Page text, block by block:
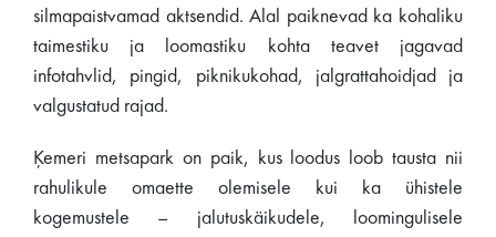
silmapaistvamad aktsendid. Alal paiknevad ka kohaliku
taimestiku ja loomastiku kohta teavet jagavad
infotahvlid, pingid, piknikukohad, jalgrattahoidjad ja
valgustatud rajad.
Ķemeri metsapark on paik, kus loodus loob tausta nii
rahulikule omaette olemisele kui ka ühistele
kogemustele – jalutuskäikudele, loomingulisele